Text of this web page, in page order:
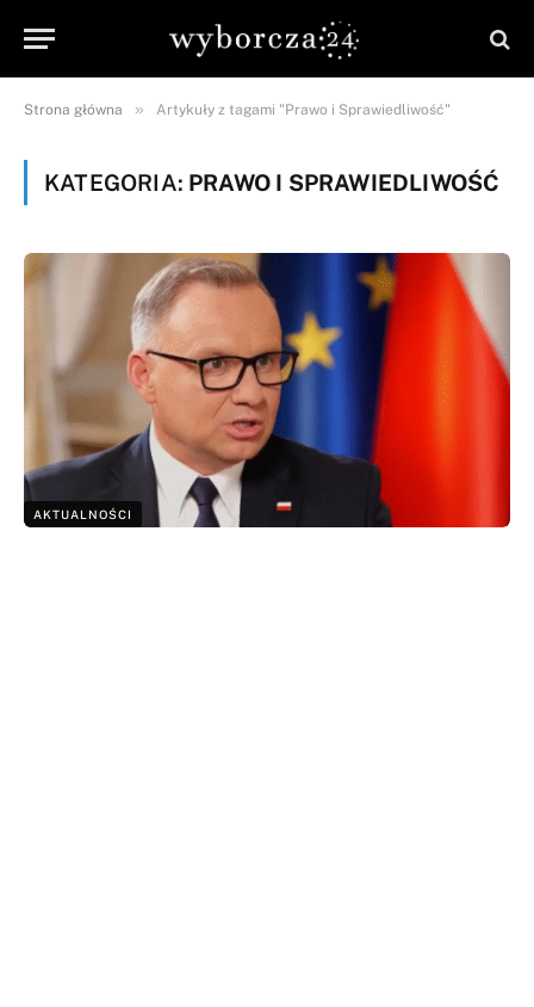
Strona główna » Artykuły z tagami "Prawo i Sprawiedliwość"
KATEGORIA: PRAWO I SPRAWIEDLIWOŚĆ
AKTUALNOŚCI